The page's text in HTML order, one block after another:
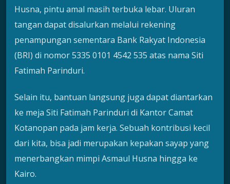
Husna, pintu amal masih terbuka lebar. Uluran
tangan dapat disalurkan melalui rekening
penampungan sementara Bank Rakyat Indonesia
(BRI) di nomor 5335 0101 4542 535 atas nama Siti
Fatimah Parinduri.
Selain itu, bantuan langsung juga dapat diantarkan
ke meja Siti Fatimah Parinduri di Kantor Camat
Kotanopan pada jam kerja. Sebuah kontribusi kecil
dari kita, bisa jadi merupakan kepakan sayap yang
menerbangkan mimpi Asmaul Husna hingga ke
Kairo.